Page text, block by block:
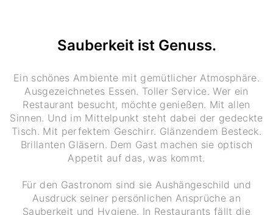
Sauberkeit ist Genuss.
Ein schönes Ambiente mit gemütlicher Atmosphäre.
Ausgezeichnetes Essen. Toller Service. Wer ein
Restaurant besucht, möchte genießen. Mit allen
Sinnen. Und im Mittelpunkt steht dabei der gedeckte
Tisch. Mit perfektem Geschirr. Glänzendem Besteck.
Brillanten Gläsern. Dem Gast machen sie optisch
Appetit auf das, was kommt.
Für den Gastronom sind sie Aushängeschild und
Ausdruck seiner persönlichen Ansprüche an
Sauberkeit und Hygiene. In Restaurants fällt die